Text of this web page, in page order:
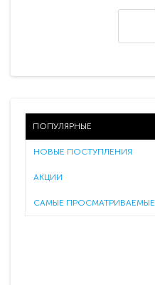
ПОПУЛЯРНЫЕ
НОВЫЕ ПОСТУПЛЕНИЯ
АКЦИИ
САМЫЕ ПРОСМАТРИВАЕМЫЕ